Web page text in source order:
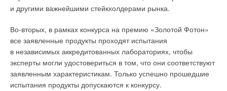
и другими важнейшими стейкхолдерами рынка.
Во-вторых, в рамках конкурса на премию «Золотой Фотон»
все заявленные продукты проходят испытания
в независимых аккредитованных лабораториях, чтобы
эксперты могли удостовериться в том, что они соответствуют
заявленным характеристикам. Только успешно прошедшие
испытания продукты допускаются к конкурсу.
Добавить комментарий
Ваше имя *